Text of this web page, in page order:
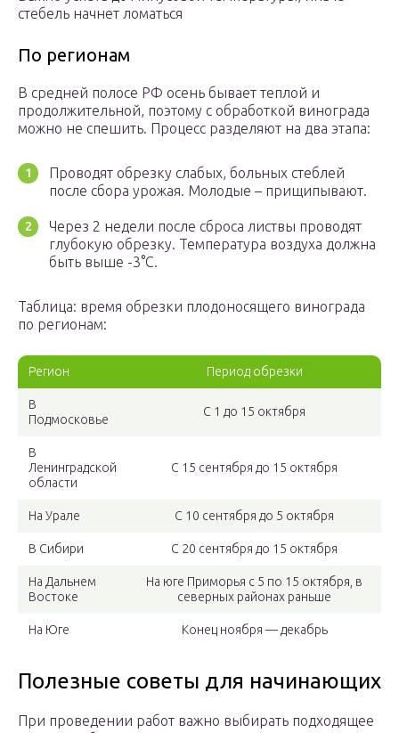
стебель начнет ломаться
По регионам
В средней полосе РФ осень бывает теплой и
продолжительной, поэтому с обработкой винограда
можно не спешить. Процесс разделяют на два этапа:
Проводят обрезку слабых, больных стеблей
после сбора урожая. Молодые – прищипывают.
Через 2 недели после сброса листвы проводят
глубокую обрезку. Температура воздуха должна
быть выше -3°С.
Таблица: время обрезки плодоносящего винограда
по регионам:
Регион Период обрезки
В
Подмосковье
С 1 до 15 октября
В
Ленинградской
области
С 15 сентября до 15 октября
На Урале С 10 сентября до 5 октября
В Сибири С 20 сентября до 15 октября
На Дальнем
Востоке
На юге Приморья с 5 по 15 октября, в
северных районах раньше
На Юге Конец ноября — декабрь
Полезные советы для начинающих
При проведении работ важно выбирать подходящее